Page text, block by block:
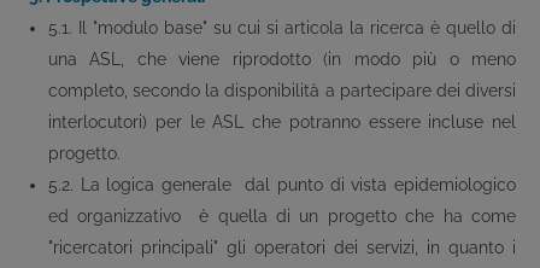
5.1. Il "modulo base" su cui si articola la ricerca è quello di
una ASL, che viene riprodotto (in modo più o meno
completo, secondo la disponibilità a partecipare dei diversi
interlocutori) per le ASL che potranno essere incluse nel
progetto.
5.2. La logica generale ­ dal punto di vista epidemiologico
ed organizzativo ­ è quella di un progetto che ha come
"ricercatori principali" gli operatori dei servizi, in quanto i